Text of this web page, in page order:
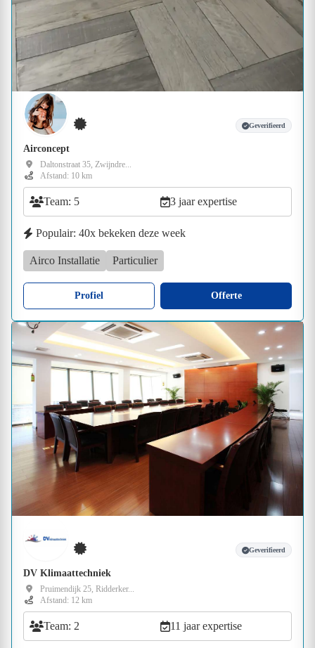
Geverifieerd
Airconcept
Daltonstraat 35, Zwijndre...
Afstand: 10 km
Team: 5 3 jaar expertise
Populair: 40x bekeken deze week
Airco Installatie Particulier
Profiel Offerte
Geverifieerd
DV Klimaattechniek
Pruimendijk 25, Ridderker...
Afstand: 12 km
Team: 2 11 jaar expertise